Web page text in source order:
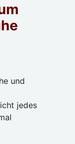
und
jedes